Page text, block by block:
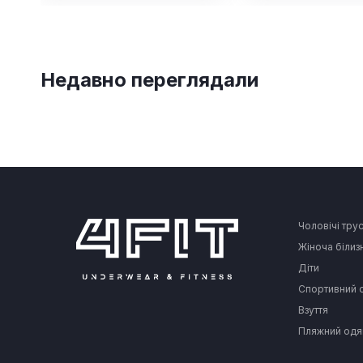
Недавно переглядали
Чоловічі
Жіноча
Діти
Спортивний
Взуття
Пляжний